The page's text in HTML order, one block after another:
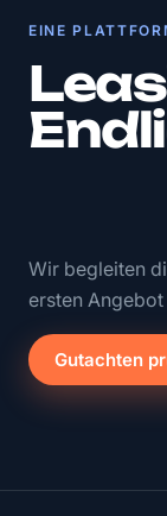
EINE
Wir begleiten
ersten
Gutachten